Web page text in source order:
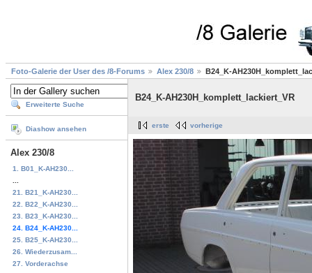
Foto-Galerie der User des /8-Forums Alex 230/8 B24_K-
Erweiterte Suche
Diashow ansehen
Alex 230/8
1. B01_K-AH230...
21. B21_K-AH230...
22. B22_K-AH230...
23. B23_K-AH230...
24. B24_K-AH230...
25. B25_K-AH230...
26. Wiederzusam...
27. Vorderachse
B24_K-AH230H_komplett_lackiert_VR
erste vorherige